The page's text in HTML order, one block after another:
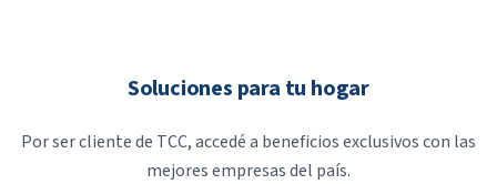
Soluciones para tu hogar
Por ser cliente de TCC, accedé a beneficios exclusivos con las
mejores empresas del país.